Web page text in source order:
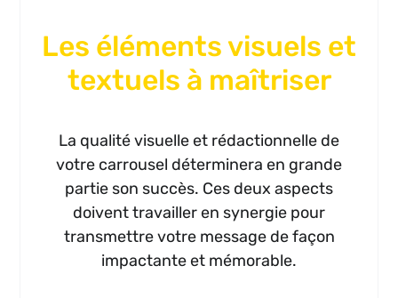
Les éléments visuels et
textuels à maîtriser
La qualité visuelle et rédactionnelle de
votre carrousel déterminera en grande
partie son succès. Ces deux aspects
doivent travailler en synergie pour
transmettre votre message de façon
impactante et mémorable.